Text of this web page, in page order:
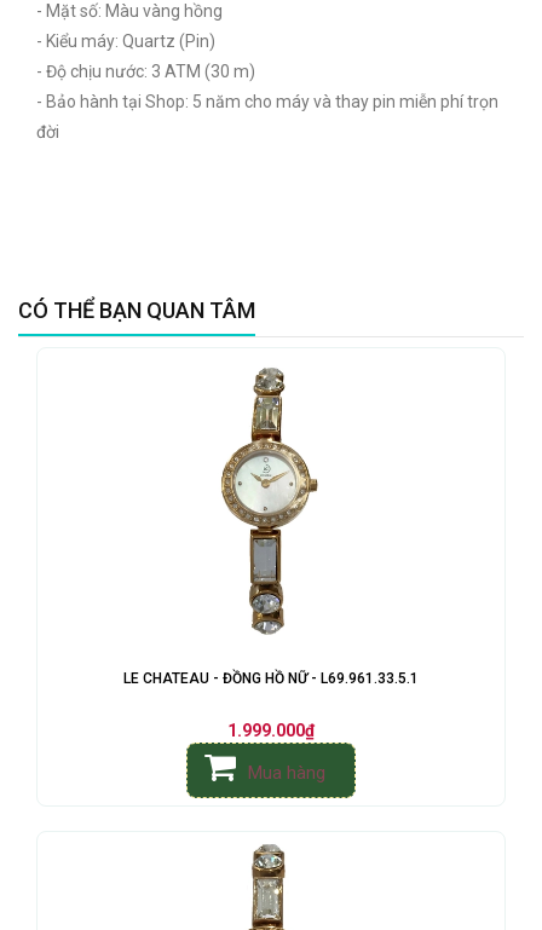
- Mặt số: Màu vàng hồng
- Kiểu máy: Quartz (Pin)
- Độ chịu nước: 3 ATM (30 m)
- Bảo hành tại Shop: 5 năm cho máy và thay pin miễn phí trọn
đời
CÓ THỂ BẠN QUAN TÂM
LE CHATEAU - ĐỒNG HỒ NỮ - L69.961.33.5.1
1.999.000₫
Mua hàng